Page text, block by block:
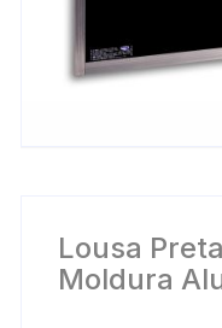
Lousa
Moldura